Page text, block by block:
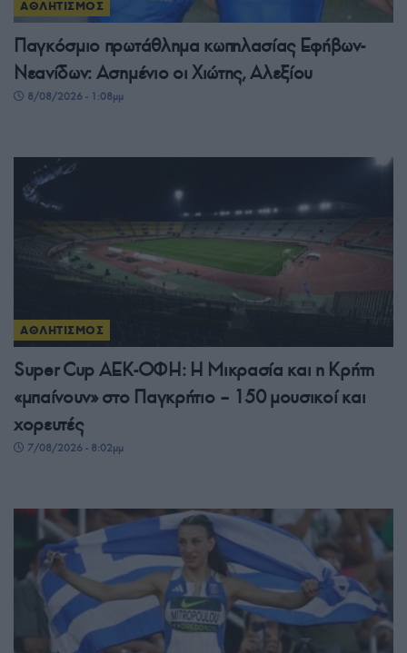
ΑΘΛΗΤΙΣΜΟΣ
Παγκόσμιο πρωτάθλημα κωπηλασίας Εφήβων-
Νεανίδων: Ασημένιο οι Χιώτης, Αλεξίου
8/08/2026 - 1:08μμ
ΑΘΛΗΤΙΣΜΟΣ
Super Cup ΑΕΚ-ΟΦΗ: Η Μικρασία και η Κρήτη
«μπαίνουν» στο Παγκρήτιο – 150 μουσικοί και
χορευτές
7/08/2026 - 8:02μμ